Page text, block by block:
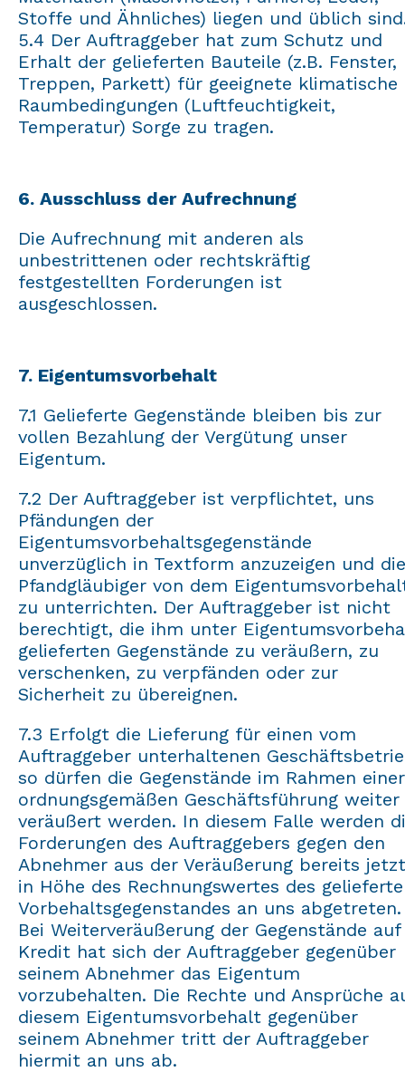
Stoffe und Ähnliches) liegen und üblich
5.4 Der Auftraggeber hat zum Schutz und
Erhalt der gelieferten Bauteile (z.B. Fenster,
Treppen, Parkett) für geeignete klimatische
Raumbedingungen (Luftfeuchtigkeit,
Temperatur) Sorge zu tragen.
6. Ausschluss der Aufrechnung
Die Aufrechnung mit anderen als
unbestrittenen oder rechtskräftig
festgestellten Forderungen ist
ausgeschlossen.
7. Eigentumsvorbehalt
7.1 Gelieferte Gegenstände bleiben bis zur
vollen Bezahlung der Vergütung unser
Eigentum.
7.2 Der Auftraggeber ist verpflichtet, uns
Pfändungen der
Eigentumsvorbehaltsgegenstände
unverzüglich in Textform anzuzeigen und die
Pfandgläubiger von dem
zu unterrichten. Der Auftraggeber ist nicht
berechtigt, die ihm unter
gelieferten Gegenstände zu veräußern, zu
verschenken, zu verpfänden oder zur
Sicherheit zu übereignen.
7.3 Erfolgt die Lieferung für einen vom
Auftraggeber unterhaltenen
so dürfen die Gegenstände im Rahmen einer
ordnungsgemäßen Geschäftsführung weiter
veräußert werden. In diesem Falle werden
Forderungen des Auftraggebers gegen den
Abnehmer aus der Veräußerung bereits jetzt
in Höhe des Rechnungswertes des
Vorbehaltsgegenstandes an uns abgetreten.
Bei Weiterveräußerung der Gegenstände auf
Kredit hat sich der Auftraggeber gegenüber
seinem Abnehmer das Eigentum
vorzubehalten. Die Rechte und Ansprüche
diesem Eigentumsvorbehalt gegenüber
seinem Abnehmer tritt der Auftraggeber
hiermit an uns ab.